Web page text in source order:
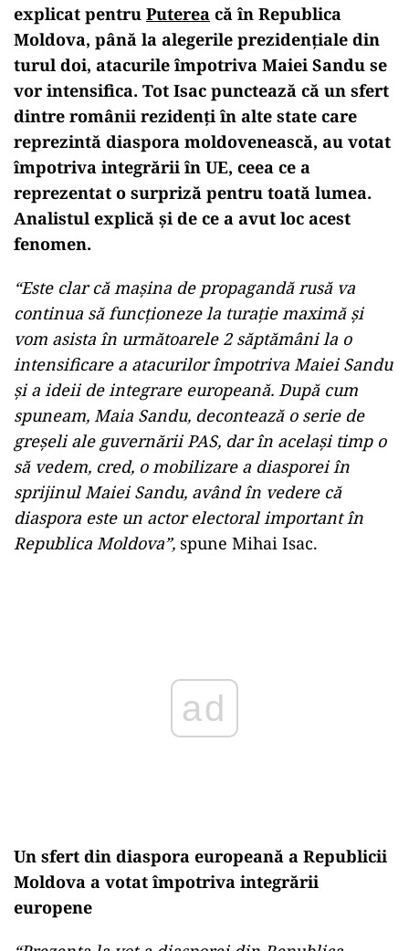
explicat pentru Puterea că în Republica
Moldova, până la alegerile prezidențiale din
turul doi, atacurile împotriva Maiei Sandu se
vor intensifica. Tot Isac punctează că un sfert
dintre românii rezidenți în alte state care
reprezintă diaspora moldovenească, au votat
împotriva integrării în UE, ceea ce a
reprezentat o surpriză pentru toată lumea.
Analistul explică și de ce a avut loc acest
fenomen.
“Este clar că mașina de propagandă rusă va
continua să funcționeze la turație maximă și
vom asista în următoarele 2 săptămâni la o
intensificare a atacurilor împotriva Maiei Sandu
și a ideii de integrare europeană. După cum
spuneam, Maia Sandu, decontează o serie de
greșeli ale guvernării PAS, dar în același timp o
să vedem, cred, o mobilizare a diasporei în
sprijinul Maiei Sandu, având în vedere că
diaspora este un actor electoral important în
Republica Moldova”, spune Mihai Isac.
Un sfert din diaspora europeană a Republicii
Moldova a votat împotriva integrării
europene